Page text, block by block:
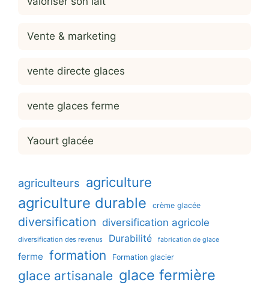
Vente & marketing
vente directe glaces
vente glaces ferme
Yaourt glacée
agriculteurs agriculture
agriculture durable crème glacée
diversification diversification agricole
diversification des revenus Durabilité fabrication de glace
ferme formation Formation glacier
glace artisanale glace fermière